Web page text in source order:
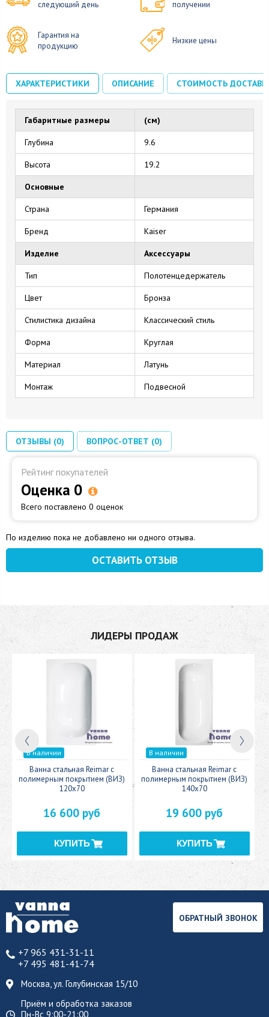
следующий день
получении
Гарантия на
продукцию
Низкие цены
ХАРАКТЕРИСТИКИ ОПИСАНИЕ СТОИМОСТЬ
Габаритные размеры (см)
Глубина 9.6
Высота 19.2
Основные
Страна Германия
Бренд Kaiser
Изделие Аксессуары
Тип Полотенцедержатель
Цвет Бронза
Стилистика дизайна Классический стиль
Форма Круглая
Материал Латунь
Монтаж Подвесной
ОТЗЫВЫ (0) ВОПРОС-ОТВЕТ (0)
Рейтинг покупателей
Оценка 0
Всего поставлено 0 оценок
По изделию пока не добавлено ни одного отзыва.
ОСТАВИТЬ ОТЗЫВ
ЛИДЕРЫ ПРОДАЖ
В наличии
Ванна стальная Reimar с
полимерным покрытием (ВИЗ)
120x70
16 600 руб
В наличии
Ванна стальная Reimar с
полимерным покрытием (ВИЗ)
140x70
19 600 руб
+7 965 431-31-11
+7 495 481-41-74
Москва, ул. Голубинская 15/10
Приём и обработка заказов
Пн-Вс 9:00-21:00
ОБРАТНЫЙ ЗВОНОК